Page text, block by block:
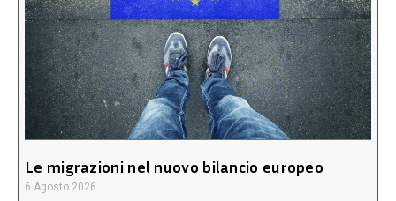
Le migrazioni nel nuovo bilancio europeo
6 Agosto 2026